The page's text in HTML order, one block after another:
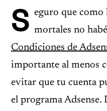
S eguro que como
mortales no
Condiciones de
importante al menos
evitar que tu cuenta
el programa Adsense.